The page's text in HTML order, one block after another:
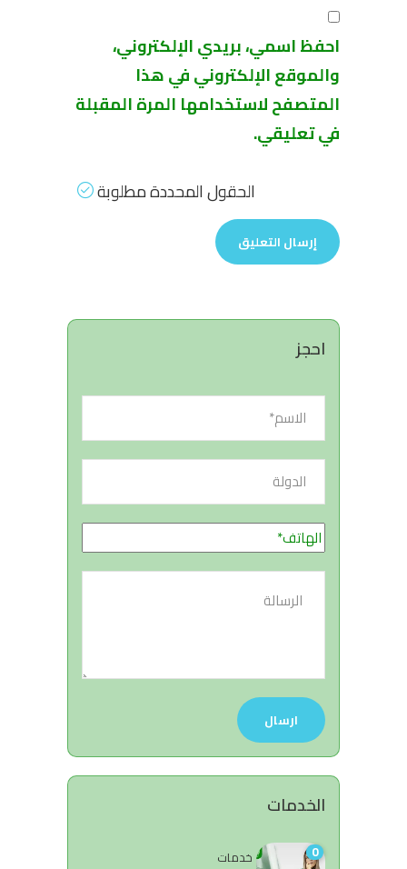
احفظ اسمي، بريدي الإلكتروني،
والموقع الإلكتروني في هذا
المتصفح لاستخدامها المرة المقبلة
في تعليقي.
الحقول المحددة مطلوبة
احجز
الخدمات
0 خدمات